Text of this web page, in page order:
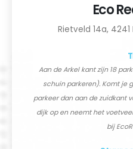
Eco
Rietveld 14a, 4241
Aan de Arkel kant zijn 18
schuin parkeren). Komt je
parkeer dan aan de zuidkant
dijk op en neemt het
bij